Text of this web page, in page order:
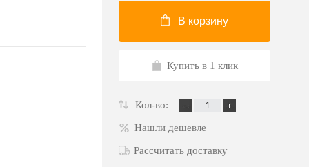
В корзину
Купить в 1 клик
Кол-во:
Нашли дешевле
Рассчитать доставку